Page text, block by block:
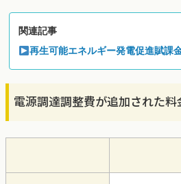
関連記事
再生可能エネルギー発電促進賦課
電源調達調整費が追加された料